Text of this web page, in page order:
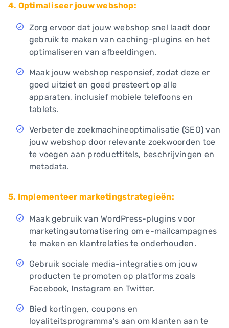
4. Optimaliseer jouw webshop:
Zorg ervoor dat jouw webshop snel laadt door
gebruik te maken van caching-plugins en het
optimaliseren van afbeeldingen.
Maak jouw webshop responsief, zodat deze er
goed uitziet en goed presteert op alle
apparaten, inclusief mobiele telefoons en
tablets.
Verbeter de zoekmachineoptimalisatie (SEO) van
jouw webshop door relevante zoekwoorden toe
te voegen aan producttitels, beschrijvingen en
metadata.
5. Implementeer marketingstrategieën:
Maak gebruik van WordPress-plugins voor
marketingautomatisering om e-mailcampagnes
te maken en klantrelaties te onderhouden.
Gebruik sociale media-integraties om jouw
producten te promoten op platforms zoals
Facebook, Instagram en Twitter.
Bied kortingen, coupons en
loyaliteitsprogramma's aan om klanten aan te